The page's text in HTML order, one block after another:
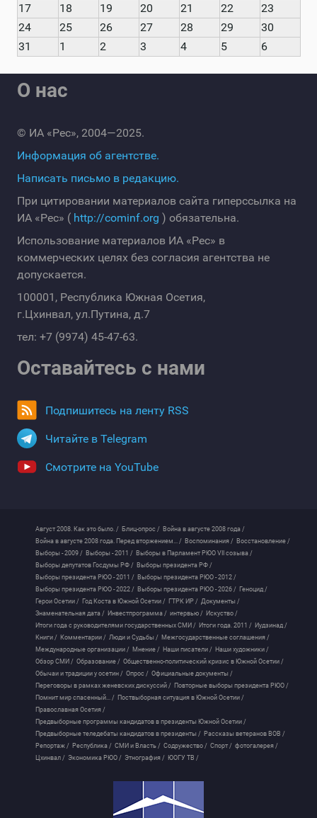
17
18 19 20 21 22
23
24
25 26 27 28 29
30
31
1 2 3 4 5 6
О нас
© ИА «Рес», 2004—2025.
Информация об агентстве.
Написать письмо в редакцию.
При цитировании материалов сайта гиперссылка на
ИА «Рес» ( http://cominf.org ) обязательна.
Использование материалов ИА «Рес» в
коммерческих целях без согласия агентства не
допускается.
100001, Республика Южная Осетия,
г.Цхинвал, ул.Путина, д.7
тел: +7 (9974) 45-47-63.
Оставайтесь с нами
Подпишитесь на ленту RSS
Читайте в Telegram
Смотрите на YouTube
Август 2008. Как это было. / Блиц-опрос / Война в августе 2008 года /
Война в августе 2008 года. Перед вторжением... / Воспоминания / Восстановление /
Выборы - 2009 / Выборы - 2011 / Выборы в Парламент РЮО VII созыва /
Выборы депутатов Госдумы РФ / Выборы президента РФ /
Выборы президента РЮО - 2011 / Выборы президента РЮО - 2012 /
Выборы президента РЮО - 2022 / Выборы президента РЮО - 2026 / Геноцид /
Герои Осетии / Год Коста в Южной Осетии / ГТРК ИР / Документы /
Знаменательная дата / Инвестпрограмма / интервью / Искуство /
Итоги года с руководителями государственных СМИ / Итоги года. 2011 / Иудзинад /
Книги / Комментарии / Люди и Судьбы / Межгосударственные соглашения /
Международные организации / Мнение / Наши писатели / Наши художники /
Обзор СМИ / Образование / Общественно-политический кризис в Южной Осетии /
Обычаи и традиции у осетин / Опрос / Официальные документы /
Переговоры в рамках женевских дискуссий / Повторные выборы президента РЮО /
Помнит мир спасенный... / Поствыборная ситуация в Южной Осетии /
Православная Осетия /
Предвыборные программы кандидатов в президенты Южной Осетии /
Предвыборные теледебаты кандидатов в президенты / Рассказы ветеранов ВОВ /
Репортаж / Республика / СМИ и Власть / Содружество / Спорт / фотогалерея /
Цхинвал / Экономика РЮО / Этнография / ЮОГУ ТВ /